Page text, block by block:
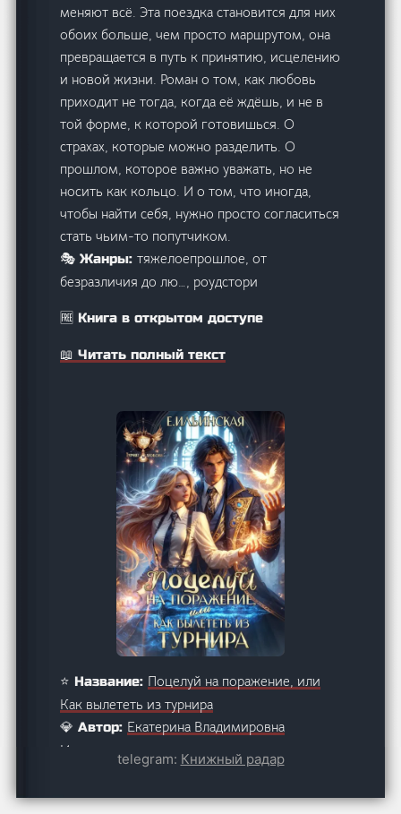
меняют всё. Эта поездка становится для них
обоих больше, чем просто маршрутом, она
превращается в путь к принятию, исцелению
и новой жизни. Роман о том, как любовь
приходит не тогда, когда её ждёшь, и не в
той форме, к которой готовишься. О
страхах, которые можно разделить. О
прошлом, которое важно уважать, но не
носить как кольцо. И о том, что иногда,
чтобы найти себя, нужно просто согласиться
стать чьим-то попутчиком.
🎭 Жанры:тяжелоепрошлое, от
безразличия до лю…, роудстори
🆓 Книга в открытом доступе
📖 Читать полный текст
⭐ Название: Поцелуй на поражение, или
Как вылететь из турнира
💎 Автор: Екатерина Владимировна
Ильинская
11
👀 Просмотров:84
telegram: Книжный радар